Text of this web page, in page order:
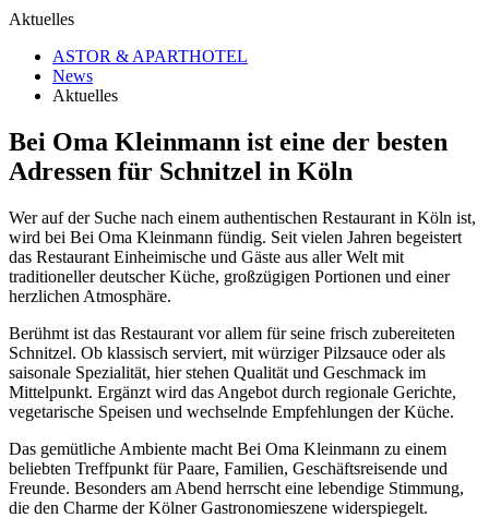
Aktuelles
ASTOR & APARTHOTEL
News
Aktuelles
Bei Oma Kleinmann ist eine der besten
Adressen für Schnitzel in Köln
Wer auf der Suche nach einem authentischen Restaurant in Köln ist,
wird bei Bei Oma Kleinmann fündig. Seit vielen Jahren begeistert
das Restaurant Einheimische und Gäste aus aller Welt mit
traditioneller deutscher Küche, großzügigen Portionen und einer
herzlichen Atmosphäre.
Berühmt ist das Restaurant vor allem für seine frisch zubereiteten
Schnitzel. Ob klassisch serviert, mit würziger Pilzsauce oder als
saisonale Spezialität, hier stehen Qualität und Geschmack im
Mittelpunkt. Ergänzt wird das Angebot durch regionale Gerichte,
vegetarische Speisen und wechselnde Empfehlungen der Küche.
Das gemütliche Ambiente macht Bei Oma Kleinmann zu einem
beliebten Treffpunkt für Paare, Familien, Geschäftsreisende und
Freunde. Besonders am Abend herrscht eine lebendige Stimmung,
die den Charme der Kölner Gastronomieszene widerspiegelt.